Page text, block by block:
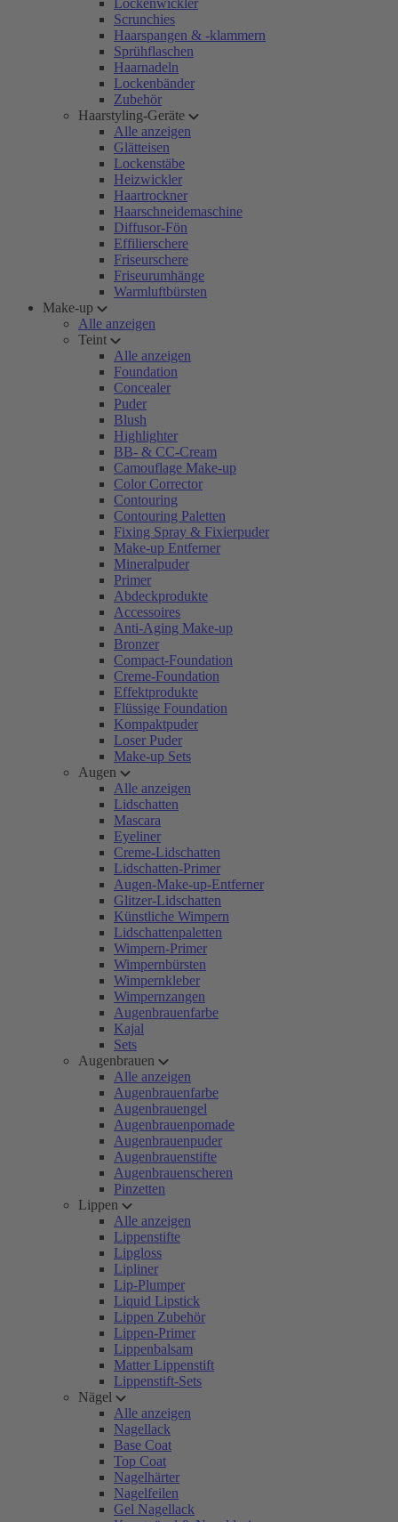
Lockenwickler
Scrunchies
Haarspangen & -klammern
Sprühflaschen
Haarnadeln
Lockenbänder
Zubehör
Haarstyling-Geräte
Alle anzeigen
Glätteisen
Lockenstäbe
Heizwickler
Haartrockner
Haarschneidemaschine
Diffusor-Fön
Effilierschere
Friseurschere
Friseurumhänge
Warmluftbürsten
Make-up
Alle anzeigen
Teint
Alle anzeigen
Foundation
Concealer
Puder
Blush
Highlighter
BB- & CC-Cream
Camouflage Make-up
Color Corrector
Contouring
Contouring Paletten
Fixing Spray & Fixierpuder
Make-up Entferner
Mineralpuder
Primer
Abdeckprodukte
Accessoires
Anti-Aging Make-up
Bronzer
Compact-Foundation
Creme-Foundation
Effektprodukte
Flüssige Foundation
Kompaktpuder
Loser Puder
Make-up Sets
Augen
Alle anzeigen
Lidschatten
Mascara
Eyeliner
Creme-Lidschatten
Lidschatten-Primer
Augen-Make-up-Entferner
Glitzer-Lidschatten
Künstliche Wimpern
Lidschattenpaletten
Wimpern-Primer
Wimpernbürsten
Wimpernkleber
Wimpernzangen
Augenbrauenfarbe
Kajal
Sets
Augenbrauen
Alle anzeigen
Augenbrauenfarbe
Augenbrauengel
Augenbrauenpomade
Augenbrauenpuder
Augenbrauenstifte
Augenbrauenscheren
Pinzetten
Lippen
Alle anzeigen
Lippenstifte
Lipgloss
Lipliner
Lip-Plumper
Liquid Lipstick
Lippen Zubehör
Lippen-Primer
Lippenbalsam
Matter Lippenstift
Lippenstift-Sets
Nägel
Alle anzeigen
Nagellack
Base Coat
Top Coat
Nagelhärter
Nagelfeilen
Gel Nagellack